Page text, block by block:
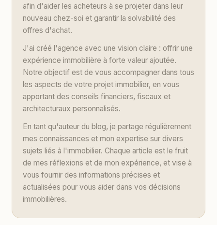
afin d'aider les acheteurs à se projeter dans leur
nouveau chez-soi et garantir la solvabilité des
offres d'achat.
J'ai créé l'agence avec une vision claire : offrir une
expérience immobilière à forte valeur ajoutée.
Notre objectif est de vous accompagner dans tous
les aspects de votre projet immobilier, en vous
apportant des conseils financiers, fiscaux et
architecturaux personnalisés.
En tant qu'auteur du blog, je partage régulièrement
mes connaissances et mon expertise sur divers
sujets liés à l'immobilier. Chaque article est le fruit
de mes réflexions et de mon expérience, et vise à
vous fournir des informations précises et
actualisées pour vous aider dans vos décisions
immobilières.